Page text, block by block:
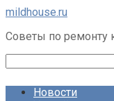
Перейти
контенту
mildhouse.ru
Советы по ремонту
Новости